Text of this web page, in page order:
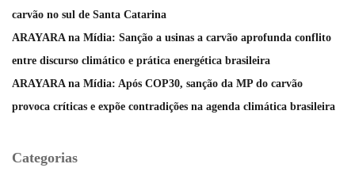
carvão no sul de Santa Catarina
ARAYARA na Mídia: Sanção a usinas a carvão aprofunda conflito
entre discurso climático e prática energética brasileira
ARAYARA na Mídia: Após COP30, sanção da MP do carvão
provoca críticas e expõe contradições na agenda climática brasileira
Categorias